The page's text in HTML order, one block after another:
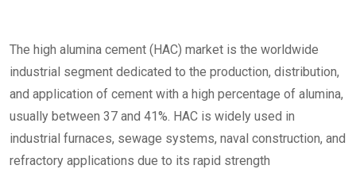
The high alumina cement (HAC) market is the worldwide
industrial segment dedicated to the production, distribution,
and application of cement with a high percentage of alumina,
usually between 37 and 41%. HAC is widely used in
industrial furnaces, sewage systems, naval construction, and
refractory applications due to its rapid strength